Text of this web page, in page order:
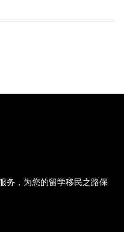
务，为您的留学移民之路保